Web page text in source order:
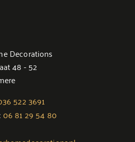
Decorations
48 - 52
522 3691
06 81 29 54 80